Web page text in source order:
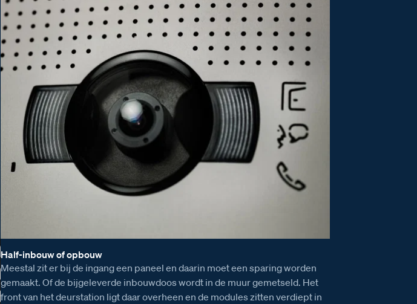
Half-inbouw of opbouw
Meestal zit er bij de ingang een paneel en daarin moet een sparing worden
gemaakt. Of de bijgeleverde inbouwdoos wordt in de muur gemetseld. Het
front van het deurstation ligt daar overheen en de modules zitten verdiept in